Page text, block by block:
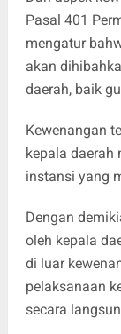
Pasal 401
mengatur
akan
daerah, baik
Kewenangan
kepala daerah
instansi yang
Dengan
oleh kepala
di luar
pelaksanaan
secara